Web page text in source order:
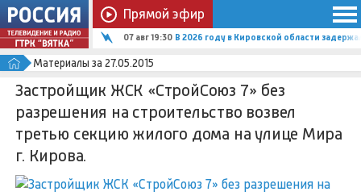
Прямой эфир
07 авг 19:30 В 2026 году в Кировской области
Материалы за 27.05.2015
Застройщик ЖСК «СтройСоюз 7» без
разрешения на строительство возвел
третью секцию жилого дома на улице Мира
г. Кирова.